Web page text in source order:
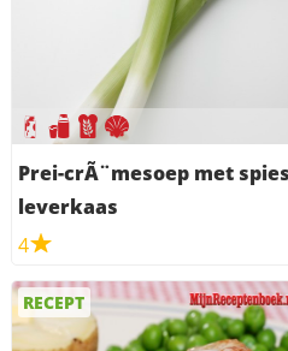
Prei-crÃ¨mesoep met
leverkaas
4
RECEPT